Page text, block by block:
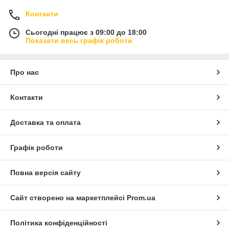
Контакти
Сьогодні працює з 09:00 до 18:00
Показати весь графік роботи
Про нас
Контакти
Доставка та оплата
Графік роботи
Повна версія сайту
Сайт створено на маркетплейсі Prom.ua
Політика конфіденційності